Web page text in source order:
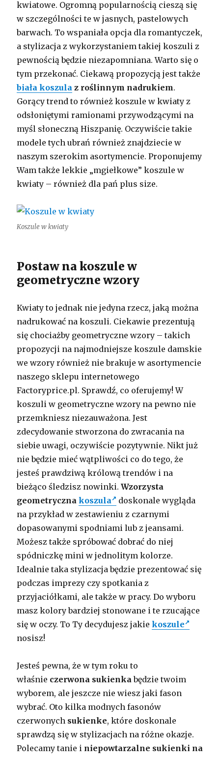
kwiatowe. Ogromną popularnością cieszą się
w szczególności te w jasnych, pastelowych
barwach. To wspaniała opcja dla romantyczek,
a stylizacja z wykorzystaniem takiej koszuli z
pewnością będzie niezapomniana. Warto się o
tym przekonać. Ciekawą propozycją jest także
biała koszula z roślinnym nadrukiem.
Gorący trend to również koszule w kwiaty z
odsłoniętymi ramionami przywodzącymi na
myśl słoneczną Hiszpanię. Oczywiście takie
modele tych ubrań również znajdziecie w
naszym szerokim asortymencie. Proponujemy
Wam także lekkie „mgiełkowe” koszule w
kwiaty – również dla pań plus size.
Koszule w kwiaty
Postaw na koszule w
geometryczne wzory
Kwiaty to jednak nie jedyna rzecz, jaką można
nadrukować na koszuli. Ciekawie prezentują
się chociażby geometryczne wzory – takich
propozycji na najmodniejsze koszule damskie
we wzory również nie brakuje w asortymencie
naszego sklepu internetowego
Factoryprice.pl. Sprawdź, co oferujemy! W
koszuli w geometryczne wzory na pewno nie
przemkniesz niezauważona. Jest
zdecydowanie stworzona do zwracania na
siebie uwagi, oczywiście pozytywnie. Nikt już
nie będzie mieć wątpliwości co do tego, że
jesteś prawdziwą królową trendów i na
bieżąco śledzisz nowinki.Wzorzysta
geometrycznakoszula
doskonale wygląda
na przykład w zestawieniu z czarnymi
dopasowanymi spodniami lub z jeansami.
Możesz także spróbować dobrać do niej
spódniczkę mini w jednolitym kolorze.
Idealnie taka stylizacja będzie prezentować się
podczas imprezy czy spotkania z
przyjaciółkami, ale także w pracy. Do wyboru
masz kolory bardziej stonowane i te rzucające
się w oczy. To Ty decydujesz jakiekoszule
nosisz!
Jesteś pewna, że w tym roku to
właśnie czerwona sukienkabędzie twoim
wyborem, ale jeszcze nie wiesz jaki fason
wybrać. Oto kilka modnych fasonów
czerwonych sukienke, które doskonale
sprawdzą się w stylizacjach na różne okazje.
Polecamy tanie i niepowtarzalne sukienki na